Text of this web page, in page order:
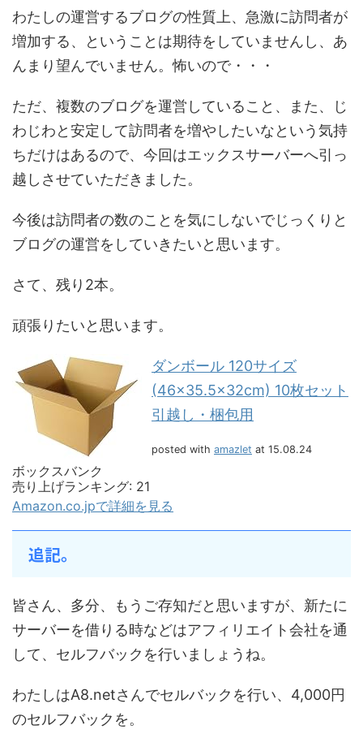
わたしの運営するブログの性質上、急激に訪問者が
増加する、ということは期待をしていませんし、あ
んまり望んでいません。怖いので・・・
ただ、複数のブログを運営していること、また、じ
わじわと安定して訪問者を増やしたいなという気持
ちだけはあるので、今回はエックスサーバーへ引っ
越しさせていただきました。
今後は訪問者の数のことを気にしないでじっくりと
ブログの運営をしていきたいと思います。
さて、残り2本。
頑張りたいと思います。
ダンボール 120サイズ
(46×35.5×32cm) 10枚セット
引越し・梱包用
posted with amazlet at 15.08.24
ボックスバンク
売り上げランキング: 21
Amazon.co.jpで詳細を見る
追記。
皆さん、多分、もうご存知だと思いますが、新たに
サーバーを借りる時などはアフィリエイト会社を通
して、セルフバックを行いましょうね。
わたしはA8.netさんでセルバックを行い、4,000円
のセルフバックを。